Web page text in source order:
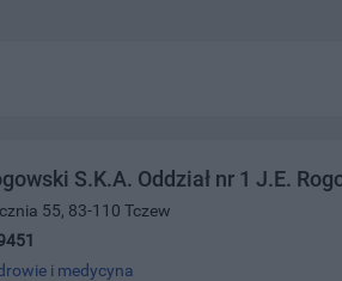
S.K.A. Oddział nr 1 J.E.
55, 83-110 Tczew
i medycyna